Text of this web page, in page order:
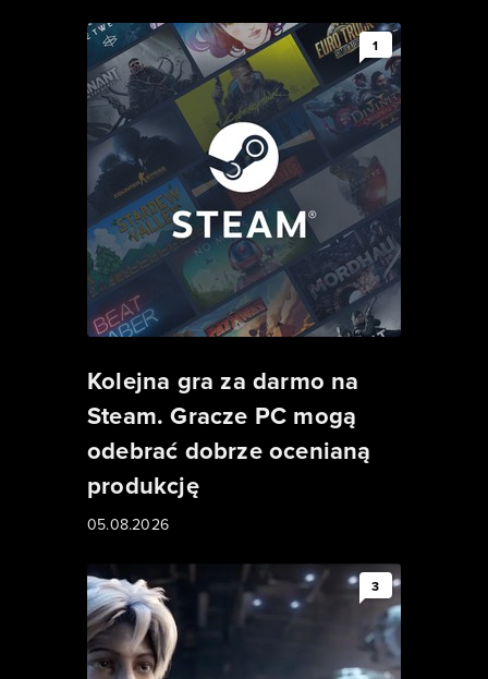
1
Kolejna gra za darmo na
Steam. Gracze PC mogą
odebrać dobrze ocenianą
produkcję
05.08.2026
3